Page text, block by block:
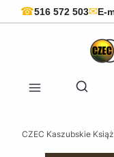
☎516 572 503✉E-
Otwórz
CZEC Kaszubskie